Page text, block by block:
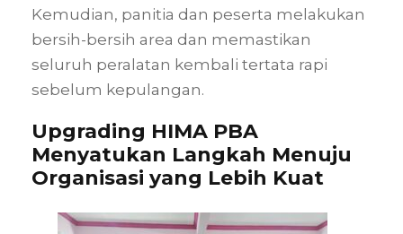
Kemudian, panitia dan peserta melakukan
bersih-bersih area dan memastikan
seluruh peralatan kembali tertata rapi
sebelum kepulangan.
Upgrading HIMA PBA
Menyatukan Langkah Menuju
Organisasi yang Lebih Kuat